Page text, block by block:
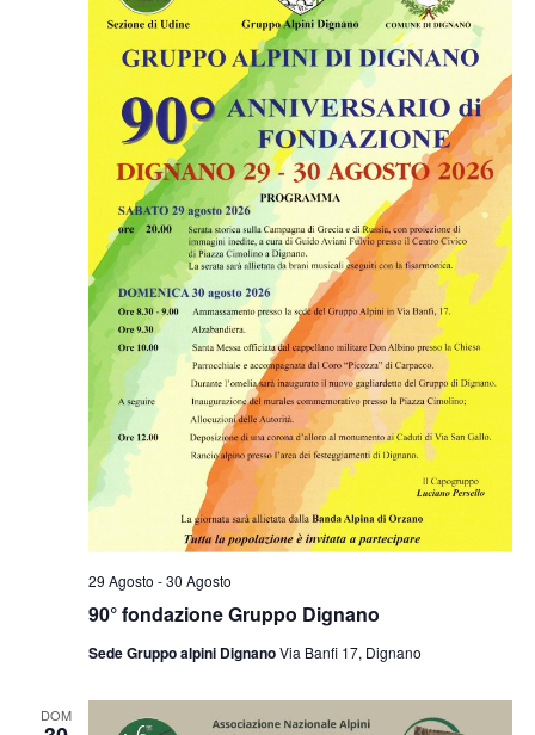
90° fondazione Gruppo Dignano
29 Agosto -30 Agosto
Sede Gruppo alpini DignanoVia Banfi 17, Dignano
DOM